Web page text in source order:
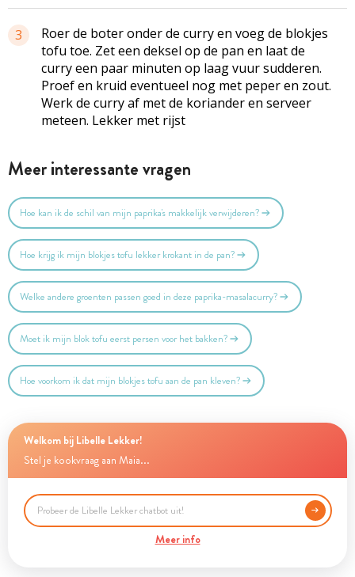
3
Roer de boter onder de curry en voeg de blokjes
tofu toe. Zet een deksel op de pan en laat de
curry een paar minuten op laag vuur sudderen.
Proef en kruid eventueel nog met peper en zout.
Werk de curry af met de koriander en serveer
meteen. Lekker met rijst
Meer interessante vragen
Hoe kan ik de schil van mijn paprika's makkelijk verwijderen?
Hoe krijg ik mijn blokjes tofu lekker krokant in de pan?
Welke andere groenten passen goed in deze paprika-masalacurry?
Moet ik mijn blok tofu eerst persen voor het bakken?
Hoe voorkom ik dat mijn blokjes tofu aan de pan kleven?
Welkom bij Libelle Lekker!
Stel je kookvraag aan Maia...
Meer info